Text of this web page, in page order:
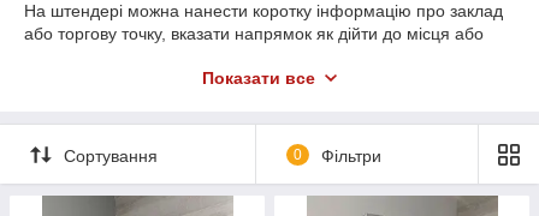
На штендері можна нанести коротку інформацію про заклад
або торгову точку, вказати напрямок як дійти до місця або
Так як у більшості випадків мимохідь потрібно виносити і
чергу, стійкість до вітру і погодним умовам.
У виробництві рекламних штендерів ми використовуємо
Показати все
Сортування 0 Фільтри